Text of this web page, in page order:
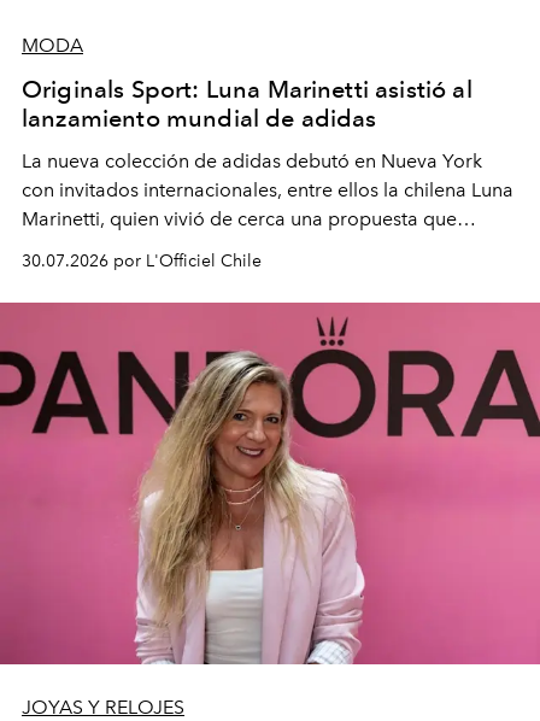
MODA
Originals Sport: Luna Marinetti asistió al
lanzamiento mundial de adidas
La nueva colección de adidas debutó en Nueva York
con invitados internacionales, entre ellos la chilena Luna
Marinetti, quien vivió de cerca una propuesta que
fusiona moda y rendimiento.
30.07.2026 por L'Officiel Chile
JOYAS Y RELOJES